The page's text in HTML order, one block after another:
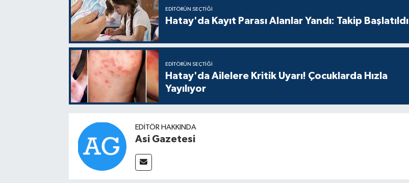
EDITÖRÜN SEÇTIĞI
Hatay'da Kayıt Parası Alanlar Yandı: Takip Başlatıldı
EDITÖRÜN SEÇTIĞI
Hatay'da Ailelere Kritik Uyarı! Çocuklarda Hızla
Yayılıyor
EDITÖR HAKKINDA
Asi Gazetesi